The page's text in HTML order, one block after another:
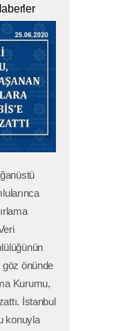
göz önünde
Kurumu,
İstanbul
konuyla